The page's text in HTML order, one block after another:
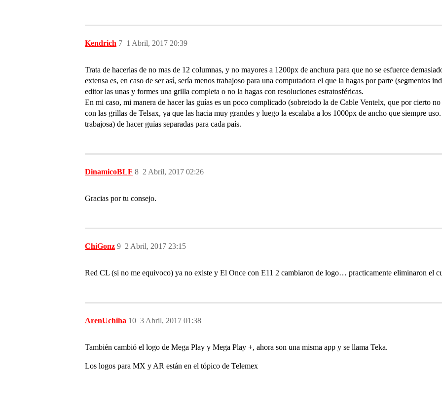
Kendrich 1 Abril, 2017 20:39
7
Trata de hacerlas de no mas de 12 columnas, y no mayores a 1200px de anchura para que no se esfuerce
extensa es, en caso de ser así, sería menos trabajoso para una computadora el que la hagas por parte (segmentos
editor las unas y formes una grilla completa o no la hagas con resoluciones estratosféricas.
En mi caso, mi manera de hacer las guías es un poco complicado (sobretodo la de Cable Ventelx, que por cierto
con las grillas de Telsax, ya que las hacia muy grandes y luego la escalaba a los 1000px de ancho que siempre
trabajosa) de hacer guías separadas para cada país.
DinamicoBLF 2 Abril, 2017 02:26
8
Gracias por tu consejo.
ChiGonz 2 Abril, 2017 23:15
9
Red CL (si no me equivoco) ya no existe y El Once con E11 2 cambiaron de logo… practicamente eliminaron el
ArenUchiha 3 Abril, 2017 01:38
10
También cambió el logo de Mega Play y Mega Play +, ahora son una misma app y se llama Teka.
Los logos para MX y AR están en el tópico de Telemex